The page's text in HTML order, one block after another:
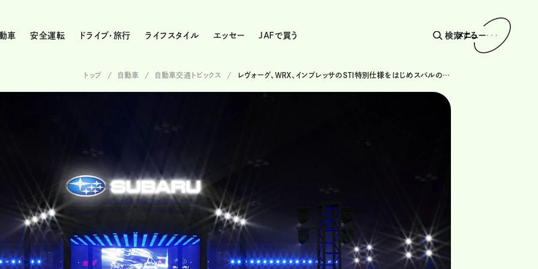
車 安全運転 ドライブ・旅行 ライフスタイル エッセー JAFで買う 検索する
メニュー
トップ 自動車 自動車交通トピックス レヴォーグ、WRX、インプレッサのSTI特別仕様をはじめスバルの魅力を凝縮した車両を展示！